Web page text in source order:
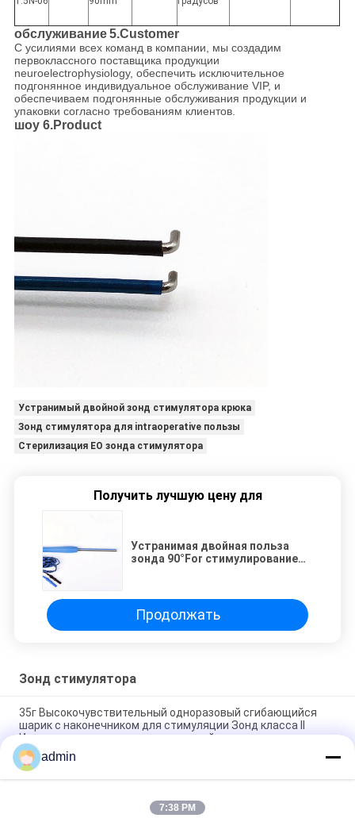
обслуживание5.Customer
С усилиями всех команд в компании, мы создадим
первоклассного поставщика продукции
neuroelectrophysiology, обеспечить исключительное
подгонянное индивидуальное обслуживание VIP, и
обеспечиваем подгонянные обслуживания продукции и
упаковки согласно требованиям клиентов.
шоу 6.Product
Устранимый двойной зонд стимулятора крюка
Зонд стимулятора для intraoperative пользы
Стерилизация EO зонда стимулятора
Получить лучшую цену для
Устранимая двойная польза
зонда 90°For стимулированием
Продолжать
Зонд стимулятора
35г Высокочувствительный одноразовый сгибающийся
шарик с наконечником для стимуляции Зонд класса II
Инструмент для медицинских целей
Одноразовый тройной крючок нервный стимулятор зонд
100 угол
Одноразовый тройной крючок нервный стимулятор зонды
admin
7:38 PM